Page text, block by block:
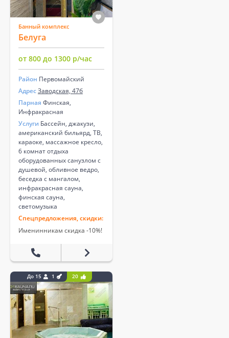
Банный комплекс
Белуга
от 800 до 1300 р/час
Район Первомайский
АдресЗаводская, 47б
Парная Финская,
Инфракрасная
Услуги Бассейн, джакузи,
американский бильярд, ТВ,
караоке, массажное кресло,
6 комнат отдыха
оборудованных санузлом с
душевой, обливное ведро,
беседка с мангалом,
инфракрасная сауна,
финская сауна,
светомузыка
Спецпредложения, скидки:
Именинникам скидка -10%!
До 15 1 20